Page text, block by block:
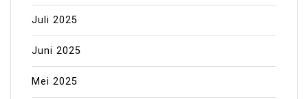
Juli 2025
Juni 2025
Mei 2025